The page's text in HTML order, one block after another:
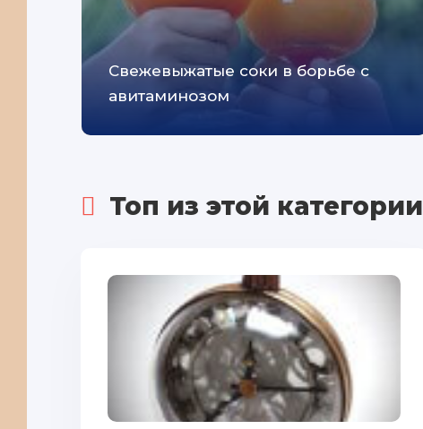
Cвежевыжатые соки в борьбе с
авитаминозом
Топ из этой категории